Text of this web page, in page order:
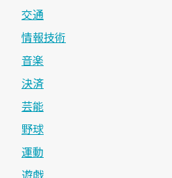
交通
情報技術
音楽
決済
芸能
野球
運動
遊戯